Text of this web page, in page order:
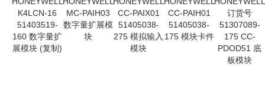
K4LCN-16
51403519-
160 数字量扩
展模块 (复制)
MC-PAIH03
数字量扩展模
块
CC-PAIX01
51405038-
275 模拟输入
模块
CC-PAIH01
51405038-
175 模块卡件
订货号
51307089-
175 CC-
PDOD51 底
板模块